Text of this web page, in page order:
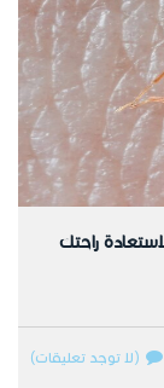
راحتك
(لا توجد تعليقات)